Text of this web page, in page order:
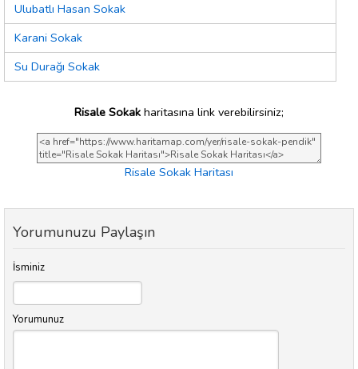
Ulubatlı Hasan Sokak
Karani Sokak
Su Durağı Sokak
Risale Sokak haritasına link verebilirsiniz;
Risale Sokak Haritası
Yorumunuzu Paylaşın
İsminiz
Yorumunuz